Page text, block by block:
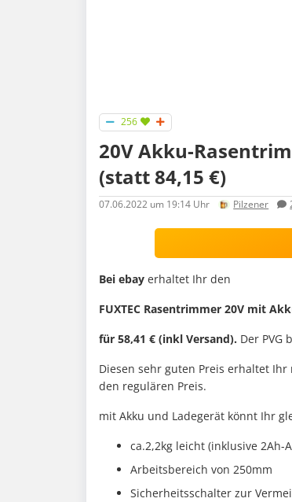
256
20V Ak­ku-
(statt 84,15 €)
07.06.2022 um 19:14 Uhr Pilzener
Bei ebay erhaltet Ihr den
FUXTEC Rasentrimmer 20V mit
für 58,41 € (inkl Versand). Der PVG
Diesen sehr guten Preis erhaltet Ihr
den regulären Preis.
mit Akku und Ladegerät könnt Ihr
ca.2,2kg leicht (inklusive 2Ah-
Arbeitsbereich von 250mm
Sicherheitsschalter zur